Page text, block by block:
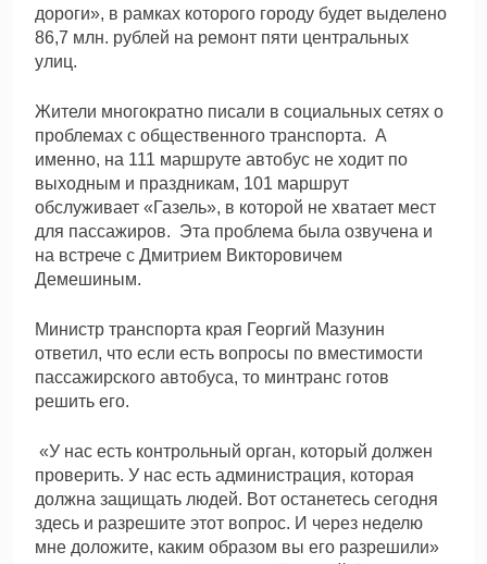
дороги», в рамках которого городу будет выделено
86,7 млн. рублей на ремонт пяти центральных
улиц.
Жители многократно писали в социальных сетях о
проблемах с общественного транспорта. А
именно, на 111 маршруте автобус не ходит по
выходным и праздникам, 101 маршрут
обслуживает «Газель», в которой не хватает мест
для пассажиров. Эта проблема была озвучена и
на встрече с Дмитрием Викторовичем
Демешиным.
Министр транспорта края Георгий Мазунин
ответил, что если есть вопросы по вместимости
пассажирского автобуса, то минтранс готов
решить его.
«У нас есть контрольный орган, который должен
проверить. У нас есть администрация, которая
должна защищать людей. Вот останетесь сегодня
здесь и разрешите этот вопрос. И через неделю
мне доложите, каким образом вы его разрешили»